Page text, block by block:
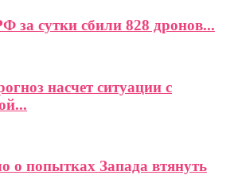
за сутки сбили 828 дронов...
насчет ситуации с
попытках Запада втянуть